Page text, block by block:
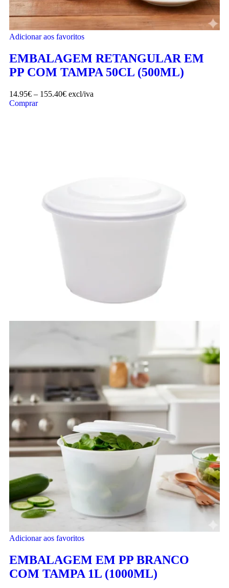
Adicionar aos favoritos
EMBALAGEM RETANGULAR EM
PP COM TAMPA 50CL (500ML)
14.95€ – 155.40€ excl/iva
Comprar
Adicionar aos favoritos
EMBALAGEM EM PP BRANCO
COM TAMPA 1L (1000ML)